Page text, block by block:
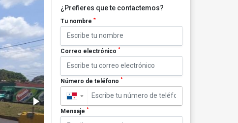
¿Prefieres que te contactemos?
Tu nombre *
Correo electrónico *
Número de teléfono *
▼
Mensaje *